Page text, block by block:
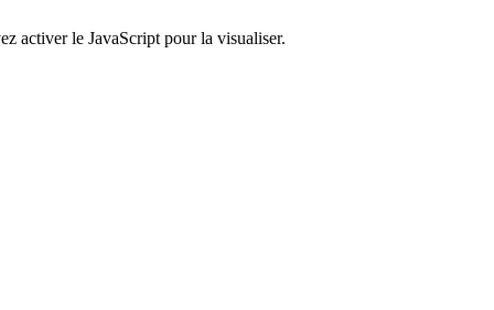
activer le JavaScript pour la visualiser.